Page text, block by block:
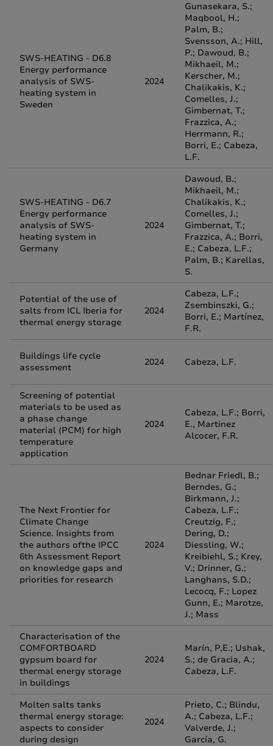
SWS-HEATING - D6.8
Energy performance
analysis of SWS-
heating system in
Sweden
2024
Gunasekara, S.;
Maqbool, H.;
Palm, B.;
Svensson, A.; Hill,
P.; Dawoud, B.;
Mikhaeil, M.;
Kerscher, M.;
Chalikakis, K.;
Comelles, J.;
Gimbernat, T.;
Frazzica, A.;
Herrmann, R.;
Borri, E.; Cabeza,
L.F.
SWS-HEATING - D6.7
Energy performance
analysis of SWS-
heating system in
Germany
2024
Dawoud, B.;
Mikhaeil, M.;
Chalikakis, K.;
Comelles, J.;
Gimbernat, T.;
Frazzica, A.; Borri,
E.; Cabeza, L.F.;
Palm, B.; Karellas,
S.
Potential of the use of
salts from ICL Iberia for
thermal energy storage
2024
Cabeza, L.F.;
Zsembinszki, G.;
Borri, E.; Martínez,
F.R.
Buildings life cycle
assessment
2024 Cabeza, L.F.
Screening of potential
materials to be used as
a phase change
material (PCM) for high
temperature
application
2024
Cabeza, L.F.; Borri,
E., Martinez
Alcocer, F.R.
The Next Frontier for
Climate Change
Science. Insights from
the authors ofthe IPCC
6th Assessment Report
on knowledge gaps and
priorities for research
2024
Bednar Friedl, B.;
Berndes, G.;
Birkmann, J.;
Cabeza, L.F.;
Creutzig, F.;
Dering, D.;
Diessling, W.;
Kreibiehl, S.; Krey,
V.; Drinner, G.;
Langhans, S.D.;
Lecocq, F.; Lopez
Gunn, E.; Marotze,
J.; Mass
Characterisation of the
COMFORTBOARD
gypsum board for
thermal energy storage
in buildings
2024
Marín, P,E.; Ushak,
S.; de Gracia, A.;
Cabeza, L.F.
Molten salts tanks
thermal energy storage:
aspects to consider
during design
2024
Prieto, C.; Blindu,
A.; Cabeza, L.F.;
Valverde, J.;
García, G.